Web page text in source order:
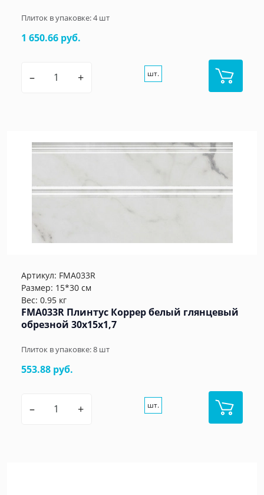
Плиток в упаковке:4шт
1 650.66 руб.
– + шт.
Артикул: FMA033R
Размер: 15*30 см
Вес: 0.95 кг
FMA033R Плинтус Коррер белый глянцевый
обрезной 30x15x1,7
Плиток в упаковке:8 шт
553.88 руб.
– + шт.